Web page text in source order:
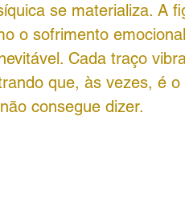
se materializa. A
o sofrimento
Cada traço
que, às vezes, é
consegue dizer.